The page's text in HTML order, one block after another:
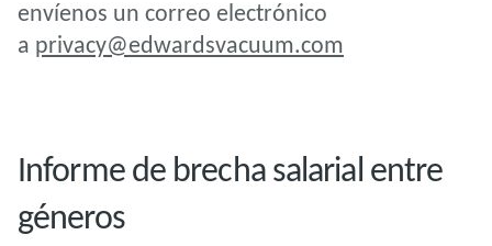
envíenos un correo electrónico
a privacy@edwardsvacuum.com
Informe de brecha salarial entre
géneros